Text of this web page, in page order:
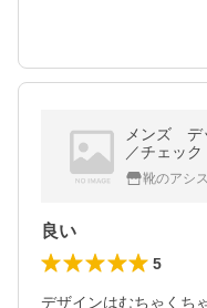
メンズ デ
／チェッ
／BC440
靴のアシ
良い
5
デザインはむちゃくち